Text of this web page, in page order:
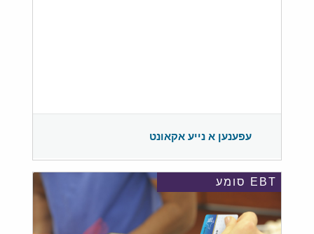
עפענען א נייע אקאונט
EBT סומע